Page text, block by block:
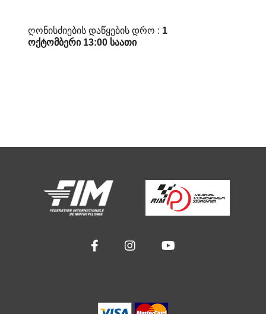
ღონისძიების დაწყების დრო : 1
ოქტომბერი 13:00 საათი